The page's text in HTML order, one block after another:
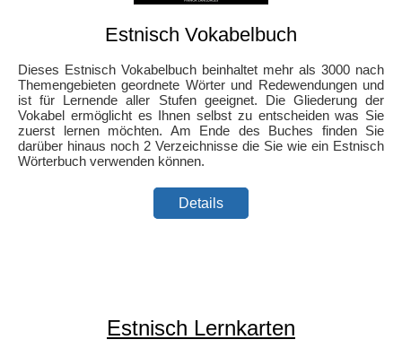
Estnisch Vokabelbuch
Dieses Estnisch Vokabelbuch beinhaltet mehr als 3000 nach
Themengebieten geordnete Wörter und Redewendungen und
ist für Lernende aller Stufen geeignet. Die Gliederung der
Vokabel ermöglicht es Ihnen selbst zu entscheiden was Sie
zuerst lernen möchten. Am Ende des Buches finden Sie
darüber hinaus noch 2 Verzeichnisse die Sie wie ein Estnisch
Wörterbuch verwenden können.
Details
Estnisch Lernkarten